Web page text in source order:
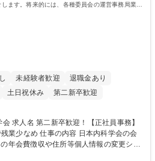
ます。将来的には、各種委員会の運営事務局業務
未経験者歓迎
退職金あり
土日祝休み 第二新卒歓迎
事務】
日本内科学会の会
年会費徴収や住所等個人情報の変更シス
せします。将来的には、各種委員会の運